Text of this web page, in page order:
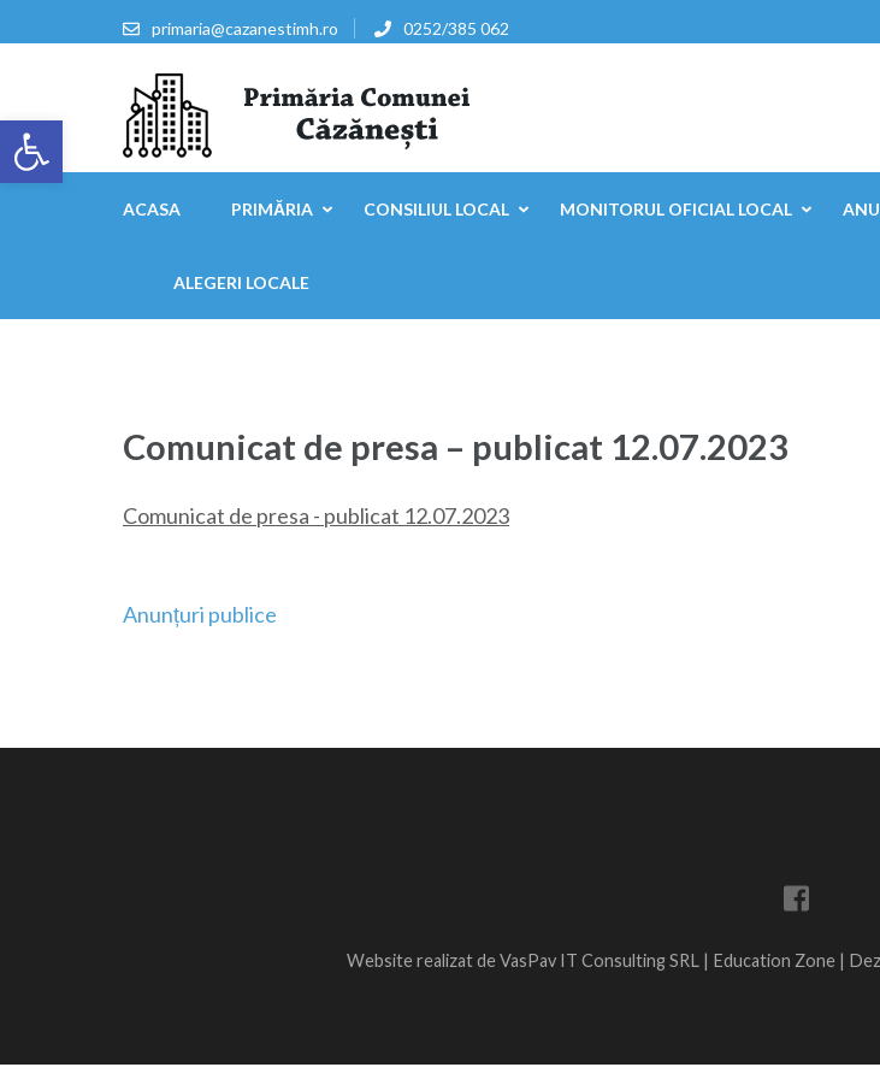
Deschide bara de unelte
la
(apasă
Enter)
primaria@cazanestimh.ro 0252/385 062
Primaria Comunei Căzănești, Mehedinți
ACASA PRIMĂRIA CONSILIUL LOCAL MONITORUL OFICIAL LOCAL
ALEGERI LOCALE
Comunicat de presa – publicat 12.07.2023
Comunicat de presa - publicat 12.07.2023
Navigare
Anunțuri publice
Website realizat de VasPav IT Consulting SRL | Education Zone |